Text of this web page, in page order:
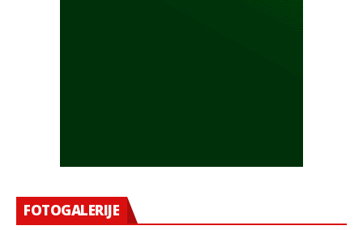
FOTOGALERIJE